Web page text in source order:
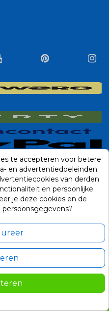
te accepteren voor betere
en advertentiedoeleinden.
van derden
en persoonlijke
je deze cookies en de